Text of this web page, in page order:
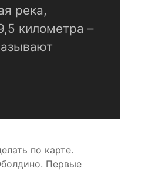
река,
километра –
по карте.
Первые